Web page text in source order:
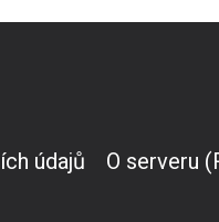
údajů O serveru